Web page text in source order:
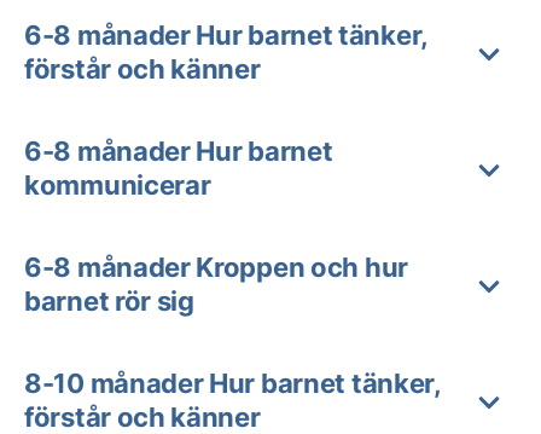
6-8 månader Hur barnet tänker,
förstår och känner
6-8 månader Hur barnet
kommunicerar
6-8 månader Kroppen och hur
barnet rör sig
8-10 månader Hur barnet tänker,
förstår och känner